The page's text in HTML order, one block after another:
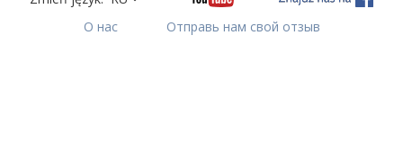
О нас
Отправь нам свой отзыв